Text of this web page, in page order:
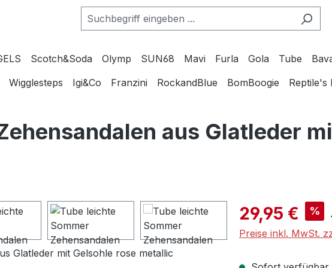
Scotch&Soda Olymp SUN68 Mavi Furla Gola Tube
Wigglesteps Igi&Co Franzini RockandBlue BomBoogie Reptile's
aus Glatleder
Verkaufspreis:
29,95 € %
Preise inkl. MwSt.